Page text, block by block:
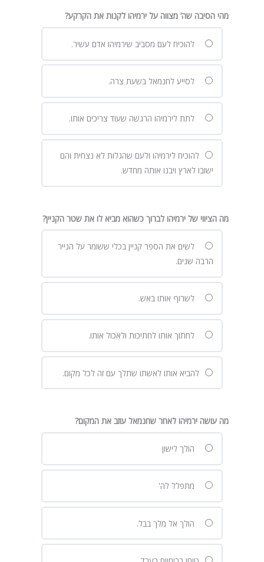
מהי הסיבה שה’ מצווה על ירמיהו לקנות את הקרקע?
להוכיח לעם מסביב שירמיהו אדם עשיר.
לסייע לחנמאל בשעת צרה.
לתת לירמיהו הרגשה שעוד צריכים אותו.
להוכיח לירמיהו ולעם שהגלות לא נצחית והם
ישובו לארץ ויבנו אותה מחדש.
מה הציווי של ירמיהו לברוך כשהוא מביא לו את שטר הקניין?
לשים את הספר קניין בכלי ששומר על הנייר
הרבה שנים.
לשרוף אותו באש.
לחתוך אותו לחתיכות ולאכול אותו.
להביא אותו לאשתו שתלך עם זה לכל מקום.
מה עושה ירמיהו לאחר שחנמאל עוזב את המקום?
הולך לישון
מתפלל לה'
הולך אל מלך בבל.